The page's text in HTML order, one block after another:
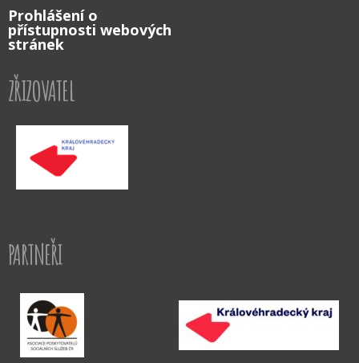
Prohlášení o
přístupnosti webových
stránek
ZŘIZOVATEL
PARTNEŘI